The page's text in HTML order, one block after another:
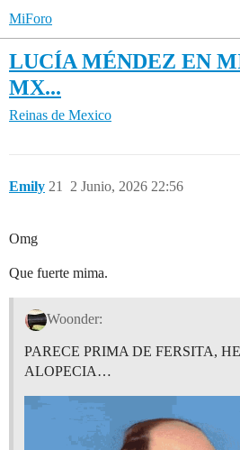
MiForo
LUCÍA MÉNDEZ EN
MX...
Reinas de Mexico
Emily 2 Junio, 2026 22:56
21
Omg
Que fuerte mima.
Woonder:
PARECE PRIMA DE FERSITA,
ALOPECIA…